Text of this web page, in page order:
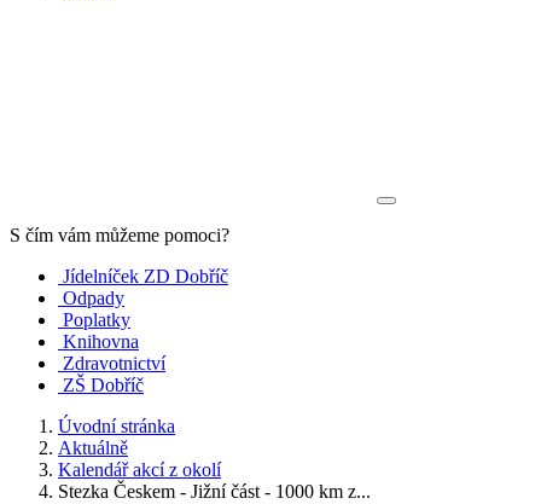
S čím vám můžeme pomoci?
Jídelníček ZD Dobříč
Odpady
Poplatky
Knihovna
Zdravotnictví
ZŠ Dobříč
Úvodní stránka
Aktuálně
Kalendář akcí z okolí
Stezka Českem - Jižní část - 1000 km z...